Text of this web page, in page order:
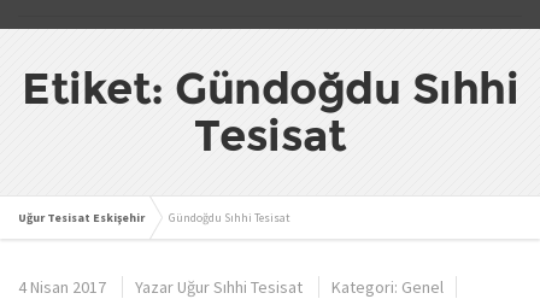
Etiket: Gündoğdu Sıhhi
Tesisat
Uğur Tesisat Eskişehir Gündoğdu Sıhhi Tesisat
4 Nisan 2017 Yazar Uğur Sıhhi Tesisat Kategori: Genel